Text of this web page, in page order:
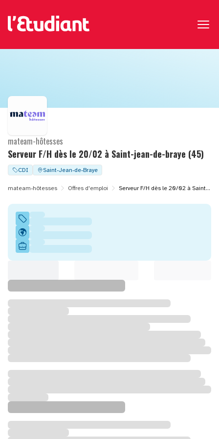
Serveur F/H dès le 20/02 à Saint-jean-de-braye (45)
mateam-hôtesses
CDI Saint-Jean-de-Braye
mateam-hôtesses Offres d'emploi Serveur F/H dès le 20/02 à Saint-jean-de-braye (45)